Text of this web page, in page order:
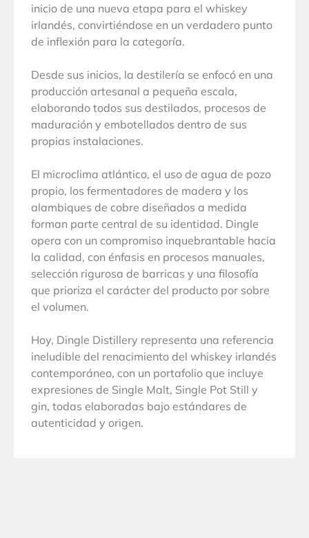
inicio de una nueva etapa para el whiskey
irlandés, convirtiéndose en un verdadero punto
de inflexión para la categoría.
Desde sus inicios, la destilería se enfocó en una
producción artesanal a pequeña escala,
elaborando todos sus destilados, procesos de
maduración y embotellados dentro de sus
propias instalaciones.
El microclima atlántico, el uso de agua de pozo
propio, los fermentadores de madera y los
alambiques de cobre diseñados a medida
forman parte central de su identidad. Dingle
opera con un compromiso inquebrantable hacia
la calidad, con énfasis en procesos manuales,
selección rigurosa de barricas y una filosofía
que prioriza el carácter del producto por sobre
el volumen.
Hoy, Dingle Distillery representa una referencia
ineludible del renacimiento del whiskey irlandés
contemporáneo, con un portafolio que incluye
expresiones de Single Malt, Single Pot Still y
gin, todas elaboradas bajo estándares de
autenticidad y origen.